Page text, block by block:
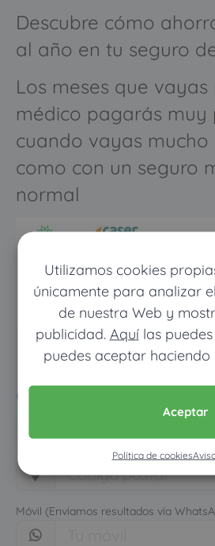
Utilizamos cookies
únicamente para analizar
de nuestra Web y
publicidad. Aquílas
puedes aceptar haciendo
Aceptar
Política de cookies
Descubre cómo
al año en tu seguro
Los meses que
médico pagarás muy
cuando vayas
como con un seguro
normal
Pon tus datos y
cuánto dinero
Móvil (Enviamos resultados vía